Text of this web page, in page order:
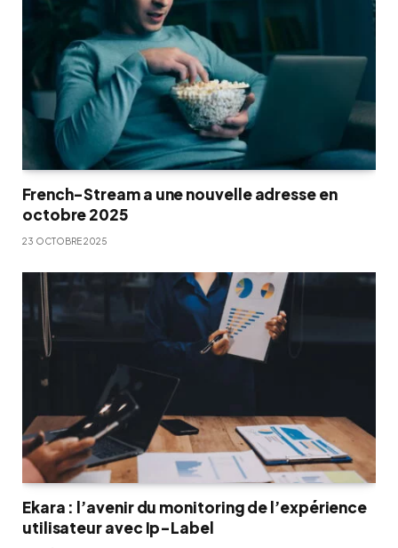
French-Stream a une nouvelle adresse en
octobre 2025
23 OCTOBRE 2025
Ekara : l’avenir du monitoring de l’expérience
utilisateur avec Ip-Label